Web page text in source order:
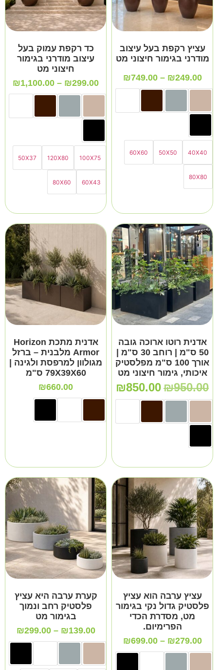
עציץ רקפת בעל עיצוב
מודרני בגימור חיצוני מט
₪249.00
–
₪749.00
40X40
50X50
60X60
80X80
כד רקפת עמוק בעל
עיצוב מודרני בגימור
חיצוני מט
₪299.00
–
₪1,100.00
100X75
120X80
50X37
60X43
80X60
אדנית רוטו ארוכה גובה
50 ס"מ | רוחב 30 ס"מ |
אורך 100 ס"מ מפלסטיק
איכותי, גימור חיצוני מט
₪950.00
₪850.00
אדנית מתכת Horizon
Armor מלבנית – ברזל
מגולוון למרפסת ולגינה |
79X39X60 ס"מ
₪660.00
עציץ ערבה הוא עציץ
פלסטיק גדול נקי בגימור
מט, מסדרת הכדי
הפרימיום.
₪279.00
–
₪699.00
קערת ערבה היא עציץ
פלסטיק רחב ונמוך
בגימור מט
₪139.00
–
₪299.00